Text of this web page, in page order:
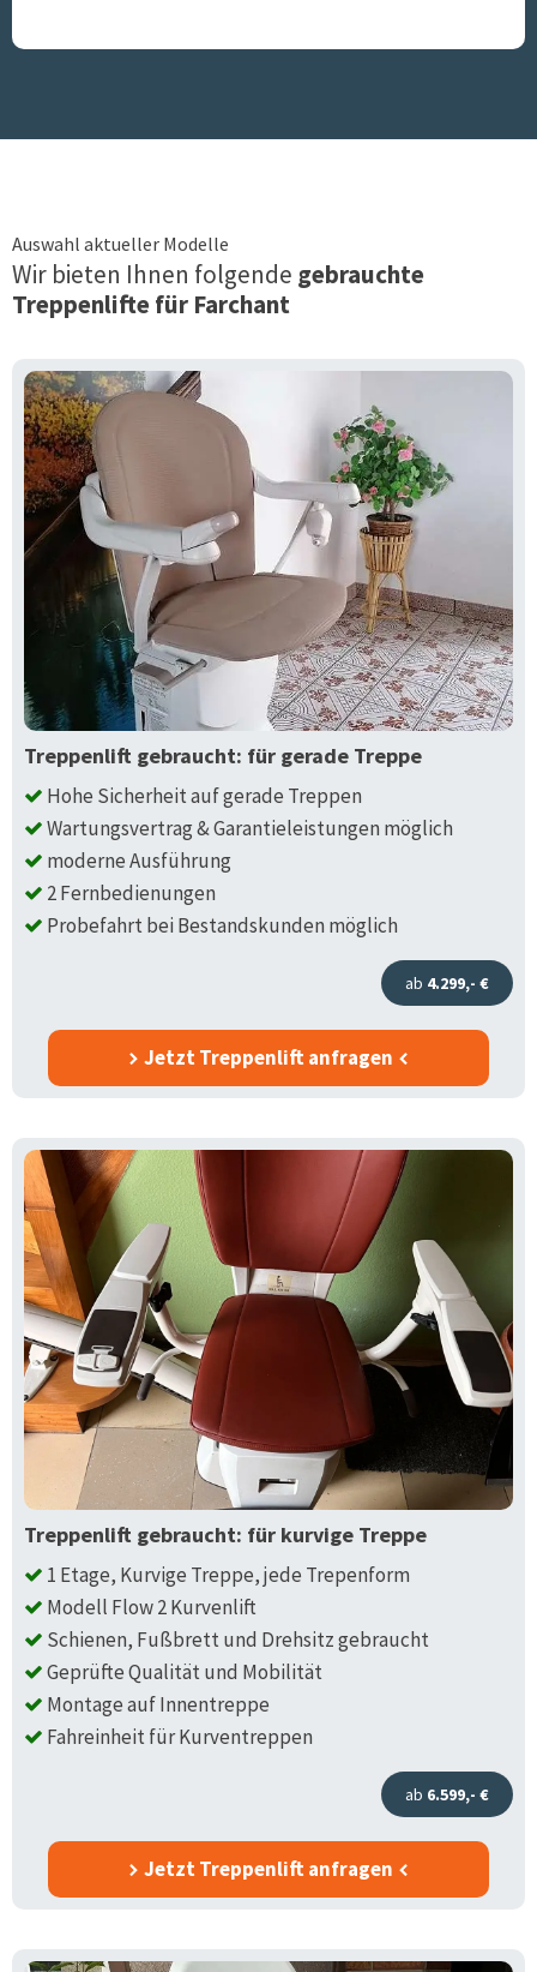
Auswahl aktueller Modelle
Wir bieten Ihnen folgende gebrauchte
Treppenlifte für Farchant
Treppenlift gebraucht: für gerade Treppe
Hohe Sicherheit auf gerade Treppen
Wartungsvertrag & Garantieleistungen möglich
moderne Ausführung
2 Fernbedienungen
Probefahrt bei Bestandskunden möglich
ab 4.299,- €
Jetzt Treppenlift anfragen
Treppenlift gebraucht: für kurvige Treppe
1 Etage, Kurvige Treppe, jede Trepenform
Modell Flow 2 Kurvenlift
Schienen, Fußbrett und Drehsitz gebraucht
Geprüfte Qualität und Mobilität
Montage auf Innentreppe
Fahreinheit für Kurventreppen
ab 6.599,- €
Jetzt Treppenlift anfragen